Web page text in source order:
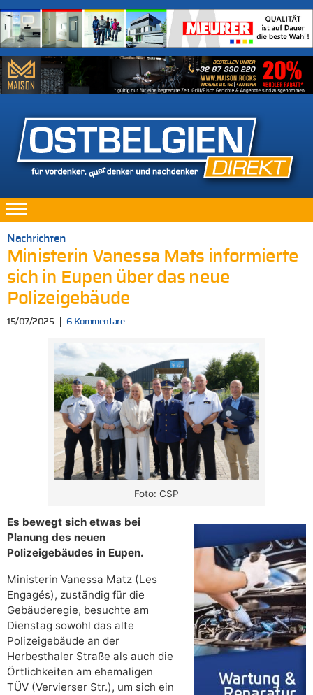
Nachrichten
Ministerin Vanessa Mats informierte
sich in Eupen über das neue
Polizeigebäude
15/07/2025 6 Kommentare
Foto: CSP
Es bewegt sich etwas bei
Planung des neuen
Polizeigebäudes in Eupen.
Ministerin Vanessa Matz (Les
Engagés), zuständig für die
Gebäuderegie, besuchte am
Dienstag sowohl das alte
Polizeigebäude an der
Herbesthaler Straße als auch die
Örtlichkeiten am ehemaligen
TÜV (Vervierser Str.), um sich ein